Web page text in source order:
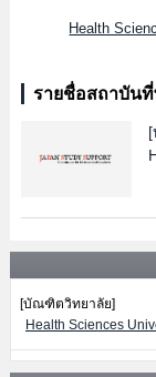
Health
รายชื่อสถาบัน
[บัณฑิตวิทยาลัย]
Health Sciences